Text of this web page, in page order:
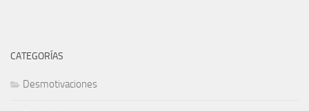
CATEGORÍAS
Desmotivaciones